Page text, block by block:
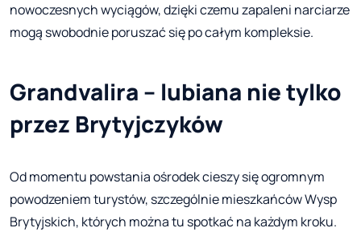
nowoczesnych wyciągów, dzięki czemu zapaleni narciarze
mogą swobodnie poruszać się po całym kompleksie.
Grandvalira – lubiana nie tylko
przez Brytyjczyków
Od momentu powstania ośrodek cieszy się ogromnym
powodzeniem turystów, szczególnie mieszkańców Wysp
Brytyjskich, których można tu spotkać na każdym kroku.